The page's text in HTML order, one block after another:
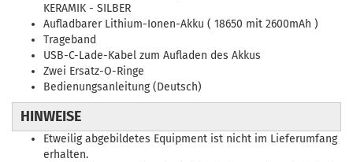
KERAMIK - SILBER
Aufladbarer Lithium-Ionen-Akku ( 18650 mit 2600mAh )
Trageband
USB-C-Lade-Kabel zum Aufladen des Akkus
Zwei Ersatz-O-Ringe
Bedienungsanleitung (Deutsch)
HINWEISE
Etweilig abgebildetes Equipment ist nicht im Lieferumfang
erhalten.